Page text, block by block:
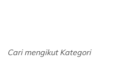
Cari mengikut Kategori